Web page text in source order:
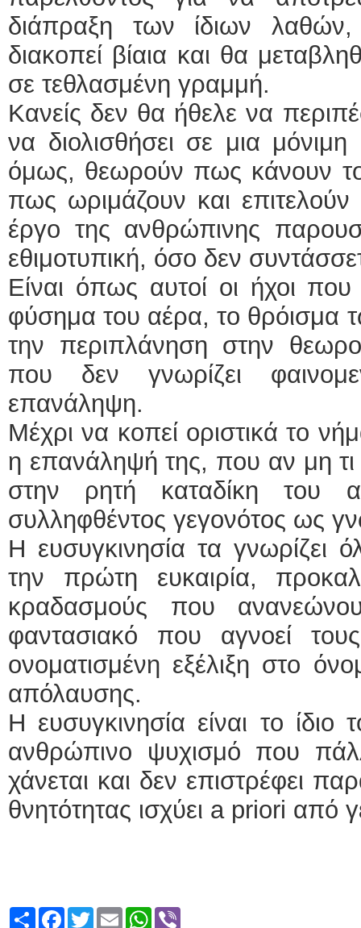
διάπραξη των ίδιων
διακοπεί βίαια και θα
σε τεθλασμένη γραμμή.
Κανείς δεν θα ήθελε να
να διολισθήσει σε μια
όμως, θεωρούν πως κάνουν
πως ωριμάζουν και επιτελούν
έργο της ανθρώπινης
εθιμοτυπική, όσο δεν
Είναι όπως αυτοί οι ήχοι
φύσημα του αέρα, το θρόισμα
την περιπλάνηση στην
που δεν γνωρίζει
επανάληψη.
Μέχρι να κοπεί οριστικά το
η επανάληψή της, που αν μη τι
στην ρητή καταδίκη του
συλληφθέντος γεγονότος ως
Η ευσυγκινησία τα γνωρίζει
την πρώτη ευκαιρία,
κραδασμούς που
φαντασιακό που αγνοεί
ονοματισμένη εξέλιξη στο
απόλαυσης.
Η ευσυγκινησία είναι το
ανθρώπινο ψυχισμό που
χάνεται και δεν επιστρέφει
θνητότητας ισχύει a priori από
ShareFacebook
TwitterEmailWhatsApp